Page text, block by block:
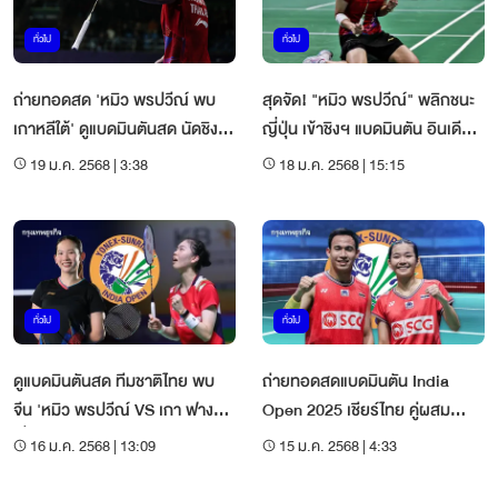
ทั่วไป
ถ่ายทอดสด 'หมิว พรปวีณ์ พบ
เกาหลีใต้' ดูแบดมินตันสด นัดชิง
อินเดีย โอเพ่น 2025
19 ม.ค. 2568 | 3:38
ทั่วไป
สุดจัด! "หมิว พรปวีณ์" พลิกชนะ
ญี่ปุ่น เข้าชิงฯ แบดมินตัน อินเดีย
โอเพ่น 2025
18 ม.ค. 2568 | 15:15
ทั่วไป
ดูแบดมินตันสด ทีมชาติไทย พบ
จีน 'หมิว พรปวีณ์ VS เกา ฟาง
เจี๋ย' India Open 2025
16 ม.ค. 2568 | 13:09
ทั่วไป
ถ่ายทอดสดแบดมินตัน India
Open 2025 เชียร์ไทย คู่ผสม
'บาส เดชาพล - เฟม ศุภิสรา'
15 ม.ค. 2568 | 4:33